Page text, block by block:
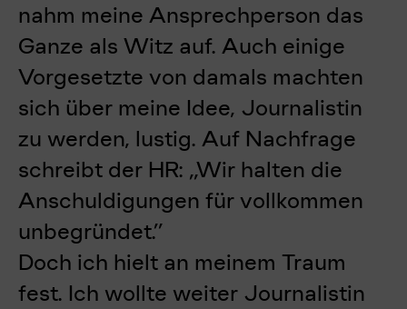
nahm meine Ansprechperson das
Ganze als Witz auf. Auch einige
Vorgesetzte von damals machten
sich über meine Idee, Journalistin
zu werden, lustig. Auf Nachfrage
schreibt der HR: „Wir halten die
Anschuldigungen für vollkommen
unbegründet.”
Doch ich hielt an meinem Traum
fest. Ich wollte weiter Journalistin